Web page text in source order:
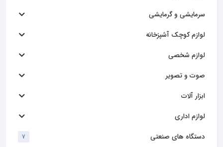
سرمایشی و گرمایشی
لوازم کوچک آشپزخانه
لوازم شخصی
صوت و تصویر
ابزار آلات
لوازم اداری
دستگاه های صنعتی
7